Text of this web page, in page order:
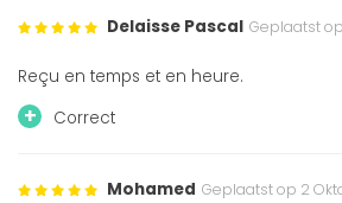
Delaisse Pascal Geplaatst op
Reçu en temps et en heure.
+ Correct
Mohamed Geplaatst op 2